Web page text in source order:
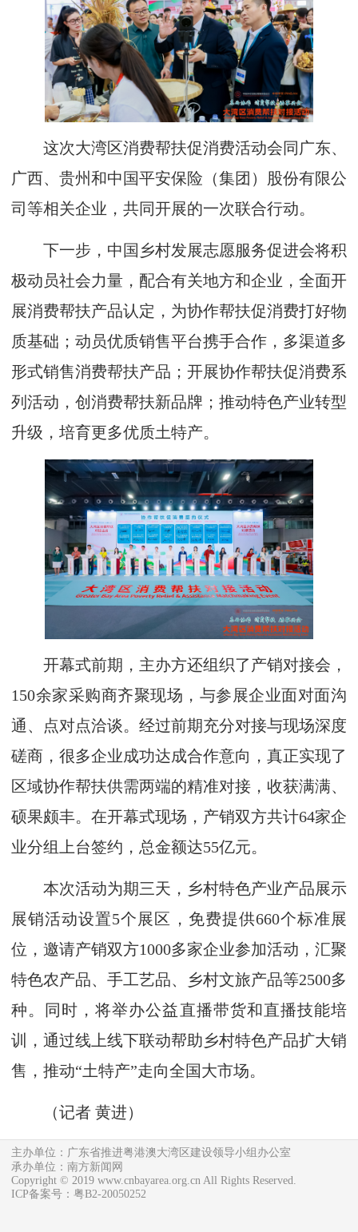
这次大湾区消费帮扶促消费活动会同广东、
广西、贵州和中国平安保险（集团）股份有限公
司等相关企业，共同开展的一次联合行动。
下一步，中国乡村发展志愿服务促进会将积
极动员社会力量，配合有关地方和企业，全面开
展消费帮扶产品认定，为协作帮扶促消费打好物
质基础；动员优质销售平台携手合作，多渠道多
形式销售消费帮扶产品；开展协作帮扶促消费系
列活动，创消费帮扶新品牌；推动特色产业转型
升级，培育更多优质土特产。
开幕式前期，主办方还组织了产销对接会，
150余家采购商齐聚现场，与参展企业面对面沟
通、点对点洽谈。经过前期充分对接与现场深度
磋商，很多企业成功达成合作意向，真正实现了
区域协作帮扶供需两端的精准对接，收获满满、
硕果颇丰。在开幕式现场，产销双方共计64家企
业分组上台签约，总金额达55亿元。
本次活动为期三天，乡村特色产业产品展示
展销活动设置5个展区，免费提供660个标准展
位，邀请产销双方1000多家企业参加活动，汇聚
特色农产品、手工艺品、乡村文旅产品等2500多
种。同时，将举办公益直播带货和直播技能培
训，通过线上线下联动帮助乡村特色产品扩大销
售，推动“土特产”走向全国大市场。
（记者 黄进）
主办单位：广东省推进粤港澳大湾区建设领导小组办公室
承办单位：南方新闻网
Copyright © 2019 www.cnbayarea.org.cn All Rights Reserved.
ICP备案号：粤B2-20050252